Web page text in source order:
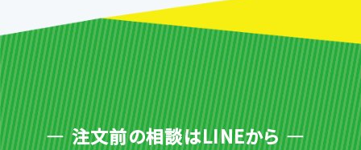
注文前の相談はLINEから